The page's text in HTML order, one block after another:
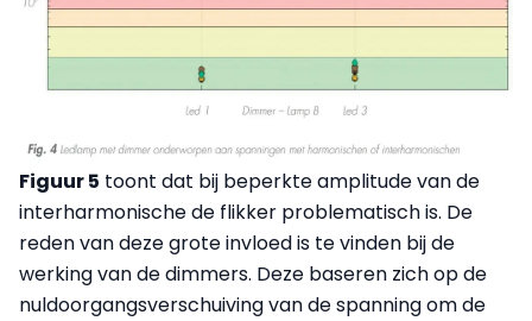
Figuur 5 toont dat bij beperkte amplitude van de
interharmonische de flikker problematisch is. De
reden van deze grote invloed is te vinden bij de
werking van de dimmers. Deze baseren zich op de
nuldoorgangsverschuiving van de spanning om de